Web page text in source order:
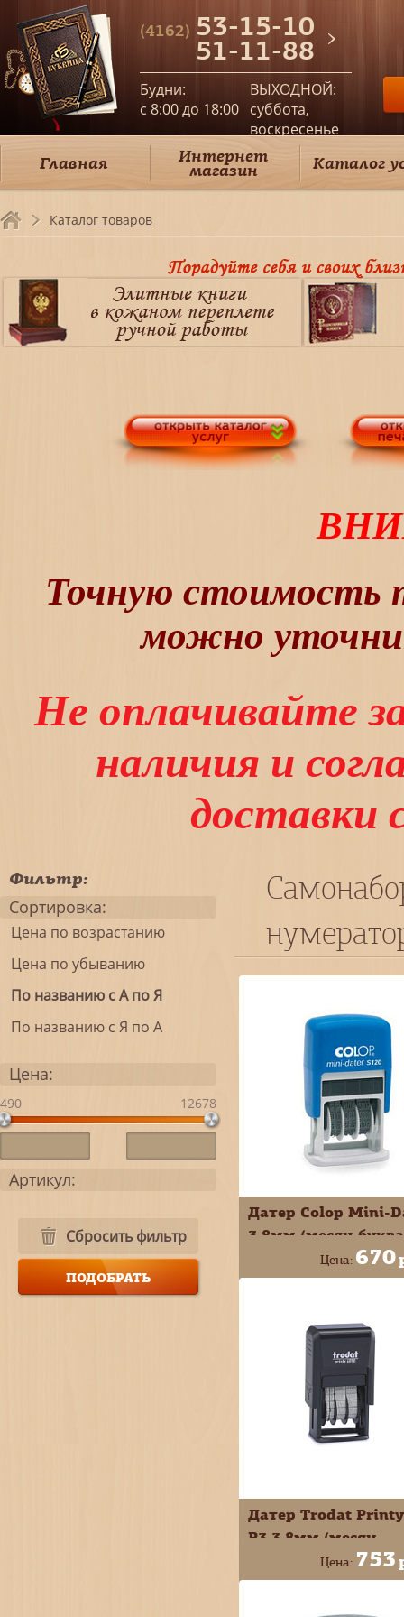
(4162) 53-15-10
51-11-88
Будни:
c 8:00 до 18:00
ВЫХОДНОЙ:
суббота,
воскресенье
Главная Интернет
магазин Каталог
Каталог товаров
Точную стоимость
можно
Не оплачивайте
наличия и
доставки
Фильтр:
Сортировка:
Цена по возрастанию
Цена по убыванию
По названию с А по Я
По названию с Я по А
Цена:
490 12678
Артикул:
Сбросить фильтр
Датер Colop Mini-
3,8мм (месяц
Цена: 670
Датер Trodat
P3 3,8мм (месяц
буквами) 4810
Цена: 753